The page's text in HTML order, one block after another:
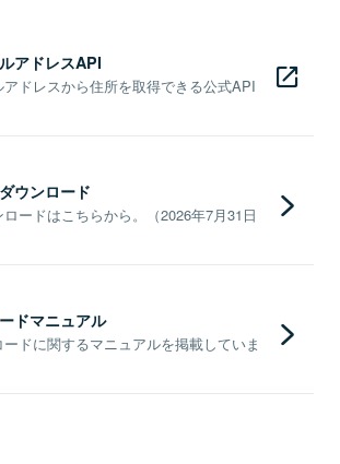
アドレスAPI
ドレスから住所を取得できる公式API
ウンロード
ードはこちらから。（2026年7月31日
ドマニュアル
ドに関するマニュアルを掲載していま